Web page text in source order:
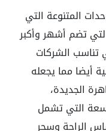
المتنوعة التي
تضم أشهر وأكبر
تناسب الشركات
أيضا مما يجعله
الجديدة،
التي تشمل
الراحة وسحر